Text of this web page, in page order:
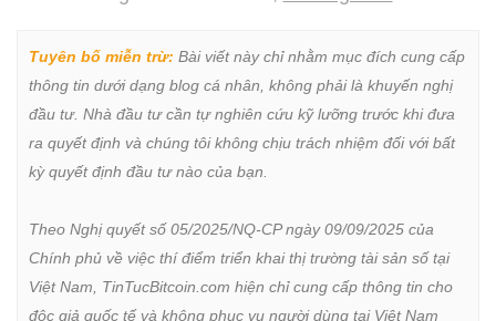
Tuyên bố miễn trừ: Bài viết này chỉ nhằm mục đích cung cấp
thông tin dưới dạng blog cá nhân, không phải là khuyến nghị
đầu tư. Nhà đầu tư cần tự nghiên cứu kỹ lưỡng trước khi đưa
ra quyết định và chúng tôi không chịu trách nhiệm đối với bất
kỳ quyết định đầu tư nào của bạn.
Theo Nghị quyết số 05/2025/NQ-CP ngày 09/09/2025 của
Chính phủ về việc thí điểm triển khai thị trường tài sản số tại
Việt Nam, TinTucBitcoin.com hiện chỉ cung cấp thông tin cho
độc giả quốc tế và không phục vụ người dùng tại Việt Nam